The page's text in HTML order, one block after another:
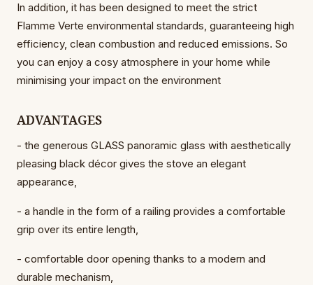
In addition, it has been designed to meet the strict
Flamme Verte environmental standards, guaranteeing high
efficiency, clean combustion and reduced emissions. So
you can enjoy a cosy atmosphere in your home while
minimising your impact on the environment
ADVANTAGES
- the generous GLASS panoramic glass with aesthetically
pleasing black décor gives the stove an elegant
appearance,
- a handle in the form of a railing provides a comfortable
grip over its entire length,
- comfortable door opening thanks to a modern and
durable mechanism,